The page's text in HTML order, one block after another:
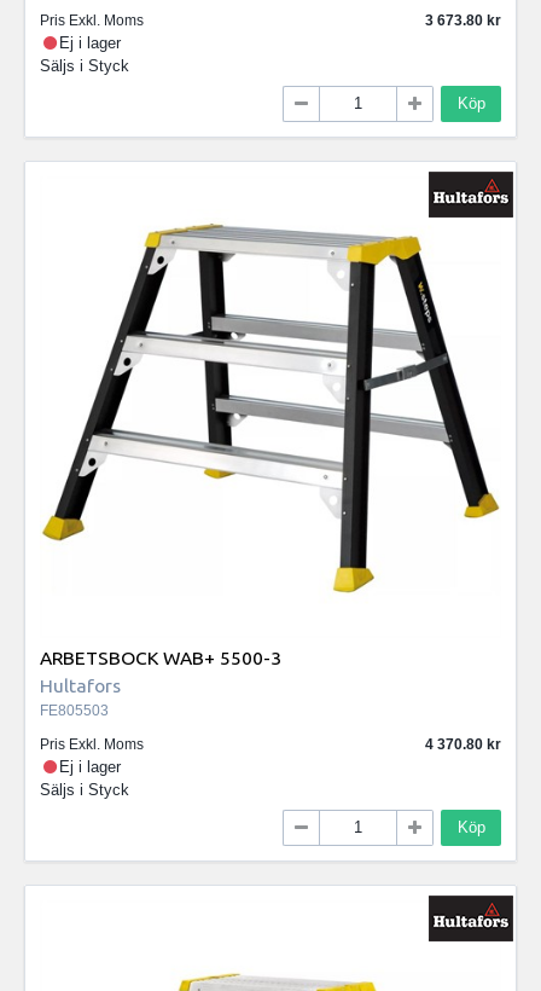
Pris Exkl. Moms
3 673.80
Ej i lager
Säljs i Styck
Köp
ARBETSBOCK WAB+ 5500-3
Hultafors
FE805503
Pris Exkl. Moms
4 370.80
Ej i lager
Säljs i Styck
Köp